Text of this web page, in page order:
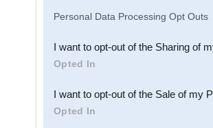
Downstream Participants
third parties.
Personal Data Processing Opt Outs
I want to opt-out of the Sharing of
Opted In
I want to opt-out of the Sale of my
Opted In